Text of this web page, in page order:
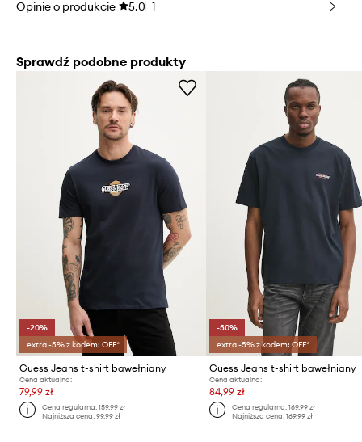
Opinie o produkcie 5.0 1
Sprawdź podobne produkty
-20%
extra -5% z kodem: OFF*
Guess Jeans t-shirt bawełniany
Cena aktualna:
79,99 zł
Cena regularna:159,99 zł
Najniższa cena:99,99 zł
-50%
extra -5% z kodem: OFF*
Guess Jeans t-shirt bawełniany
Cena aktualna:
84,99 zł
Cena regularna: 169,99 zł
Najniższa cena: 169,99 zł